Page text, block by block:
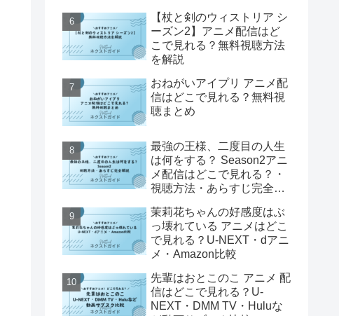
【杖と剣のウィストリア シ
ーズン2】アニメ配信はど
こで見れる？無料視聴方法
を解説
おねがいアイプリ アニメ配
信はどこで見れる？無料視
聴まとめ
最強の王様、二度目の人生
は何をする？ Season2アニ
メ配信はどこで見れる？・
視聴方法・あらすじ完全解
茉莉花ちゃんの好感度はぶ
っ壊れている アニメはどこ
で見れる？U-NEXT・dアニ
メ・Amazon比較
先輩はおとこのこ アニメ 配
信はどこで見れる？U-
NEXT・DMM TV・Huluな